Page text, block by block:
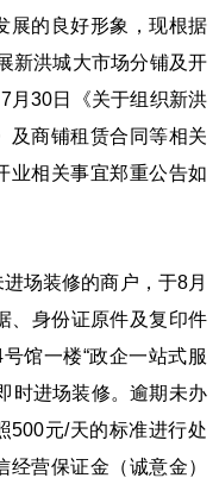
展的良好形象，现根据
新洪城大市场分铺及开
月30日《关于组织新洪
及商铺租赁合同等相关
业相关事宜郑重公告如
场装修的商户，于8月
、身份证原件及复印件
馆一楼“政企一站式服
时进场装修。逾期未办
500元/天的标准进行处
营保证金（诚意金）